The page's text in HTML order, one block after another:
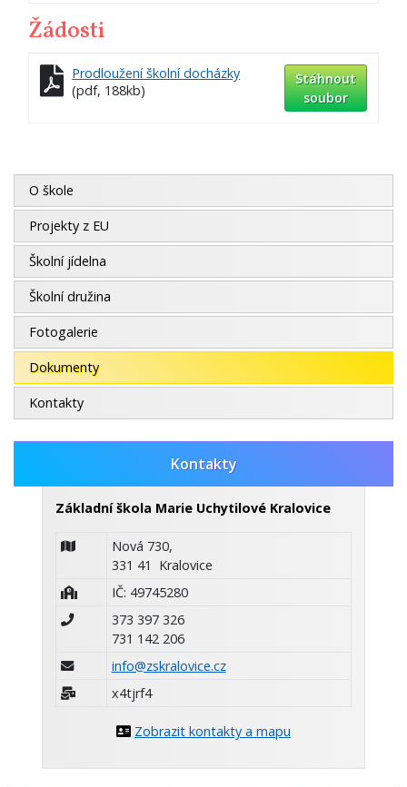
Žádosti
Prodloužení školní docházky
(pdf, 188kb)
Stáhnout
soubor
O škole
Projekty z EU
Školní jídelna
Školní družina
Fotogalerie
Dokumenty
Kontakty
Kontakty
Základní škola Marie Uchytilové Kralovice
Nová 730,
331 41 Kralovice
IČ: 49745280
373 397 326
731 142 206
info@zskralovice.cz
x4tjrf4
Zobrazit kontakty a mapu